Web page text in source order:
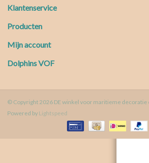
Klantenservice
Producten
Mijn account
Dolphins VOF
© Copyright 2026 DE winkel voor maritieme
Powered by Lightspeed